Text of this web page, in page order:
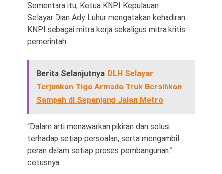
Sementara itu, Ketua KNPI Kepulauan
Selayar Dian Ady Luhur mengatakan kehadiran
KNPI sebagai mitra kerja sekaligus mitra kritis
pemerintah.
Berita Selanjutnya DLH Selayar
Terjunkan Tiga Armada Truk Bersihkan
Sampah di Sepanjang Jalan Metro
“Dalam arti menawarkan pikiran dan solusi
terhadap setiap persoalan, serta mengambil
peran dalam setiap proses pembangunan.”
cetusnya